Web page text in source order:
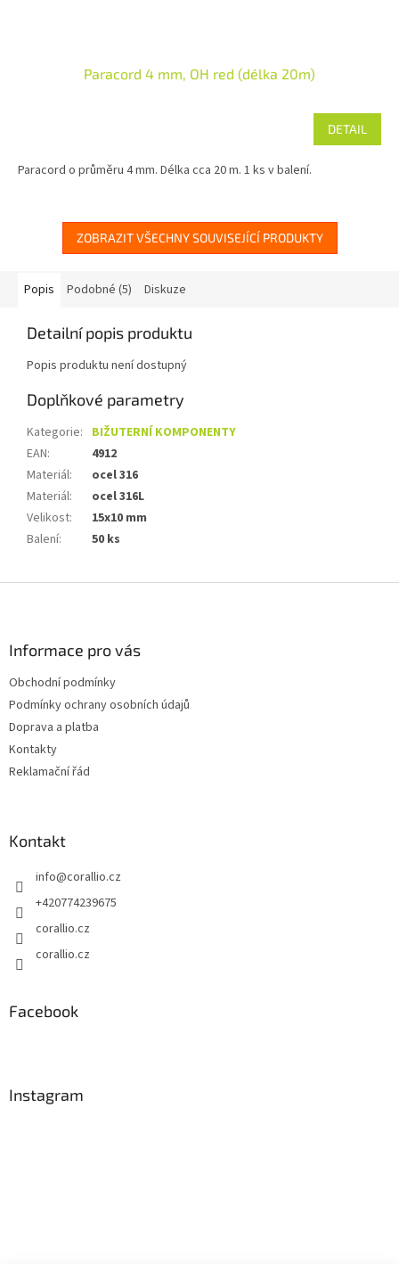
Paracord 4 mm, OH red (délka 20m)
DETAIL
Paracord o průměru 4 mm. Délka cca 20 m. 1 ks v balení.
ZOBRAZIT VŠECHNY SOUVISEJÍCÍ PRODUKTY
Popis Podobné (5) Diskuze
Detailní popis produktu
Popis produktu není dostupný
Doplňkové parametry
Kategorie: BIŽUTERNÍ KOMPONENTY
EAN:
4912
Materiál:
ocel 316
Materiál:
ocel 316L
Velikost:
15x10 mm
Balení: 50 ks
Informace pro vás
Obchodní podmínky
Podmínky ochrany osobních údajů
Doprava a platba
Kontakty
Reklamační řád
Kontakt
info@corallio.cz
+420774239675
corallio.cz
corallio.cz
Facebook
Instagram